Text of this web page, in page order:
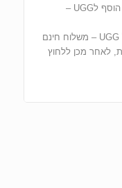
הרצויה, לאחר מכן יש ללחוץ על הכפתור הוסף לUGG –
לאחר מכן יש ללחוץ בראש הדף על סמל UGG – משלוח חינם
לאחר מכן ללחוץ